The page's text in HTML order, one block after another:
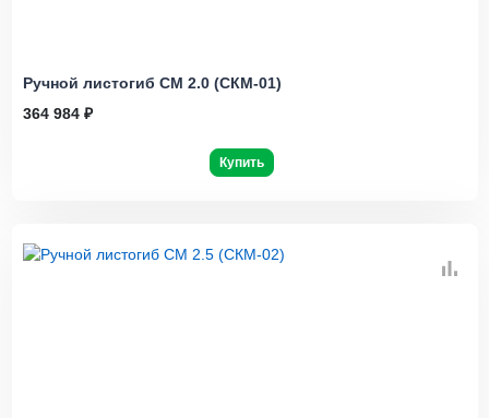
Ручной листогиб СМ 2.0 (СКМ-01)
364 984 ₽
Купить